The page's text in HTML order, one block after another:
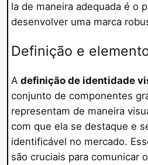
la de maneira adequada é o
desenvolver uma marca
Definição e
A definição de identidade
conjunto de componentes
representam de maneira
com que ela se destaque e
identificável no mercado.
são cruciais para comunicar